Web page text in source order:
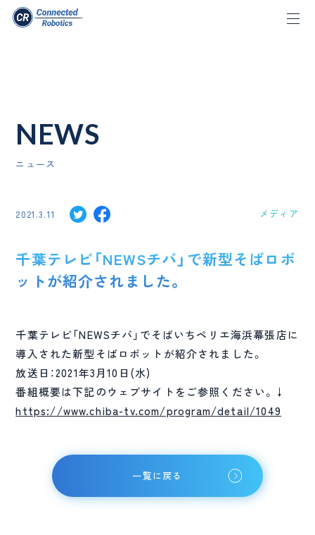
ニュース
NEWS
千葉テレビ「NEWSチバ」で新型そばロボ
ットが紹介されました。
2021.3.11 メディア
千葉テレビ「NEWSチバ」でそばいちペリエ海浜幕張店に
導入された新型そばロボットが紹介されました。
放送日：2021年3月10日(水)
番組概要は下記のウェブサイトをご参照ください。↓
https://www.chiba-tv.com/program/detail/1049
一覧に戻る